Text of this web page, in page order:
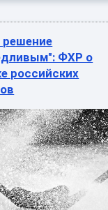
решение
ФХР о
российских